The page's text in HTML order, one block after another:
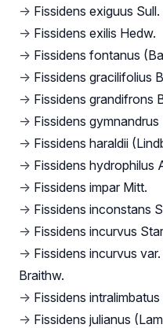
→ Fissidens exiguus Sull.
→ Fissidens exilis Hedw.
→ Fissidens fontanus
→ Fissidens gracilifolius
→ Fissidens grandifrons
→ Fissidens gymnandrus
→ Fissidens haraldii
→ Fissidens hydrophilus
→ Fissidens impar Mitt.
→ Fissidens inconstans
→ Fissidens incurvus
→ Fissidens incurvus
Braithw.
→ Fissidens intralimbatus
→ Fissidens julianus